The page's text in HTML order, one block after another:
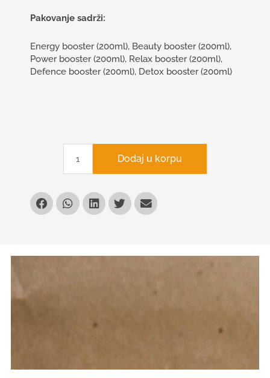
Pakovanje sadrži:
Energy booster (200ml), Beauty booster (200ml),
Power booster (200ml), Relax booster (200ml),
Defence booster (200ml), Detox booster (200ml)
Dodaj u korpu